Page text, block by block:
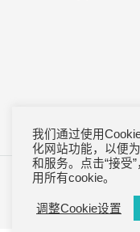
首页 隐私政策
© 2005, 2026
| 芬兰 | 冰岛 | 格陵兰
我们通过使用
化网站功能，以便
和服务。点击“接受
用所有cookie。
调整Cookie设置